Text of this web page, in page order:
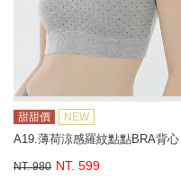
甜甜價 NEW
A19.薄荷涼感羅紋點點BRA背心
NT. 980 NT. 599